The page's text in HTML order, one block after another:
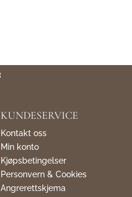
KUNDESERVICE
Kontakt oss
Min konto
Kjøpsbetingelser
Personvern & Cookies
Angrerettskjema